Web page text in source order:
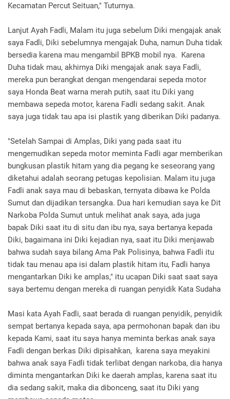
Kecamatan Percut Seituan," Tuturnya.
Lanjut Ayah Fadli, Malam itu juga sebelum Diki mengajak anak
saya Fadli, Diki sebelumnya mengajak Duha, namun Duha tidak
bersedia karena mau mengambil BPKB mobil nya. Karena
Duha tidak mau, akhirnya Diki mengajak anak saya Fadli,
mereka pun berangkat dengan mengendarai sepeda motor
saya Honda Beat warna merah putih, saat itu Diki yang
membawa sepeda motor, karena Fadli sedang sakit. Anak
saya juga tidak tau apa isi plastik yang diberikan Diki padanya.
"Setelah Sampai di Amplas, Diki yang pada saat itu
mengemudikan sepeda motor meminta Fadli agar memberikan
bungkusan plastik hitam yang dia pegang ke seseorang yang
diketahui adalah seorang petugas kepolisian. Malam itu juga
Fadli anak saya mau di bebaskan, ternyata dibawa ke Polda
Sumut dan dijadikan tersangka. Dua hari kemudian saya ke Dit
Narkoba Polda Sumut untuk melihat anak saya, ada juga
bapak Diki saat itu di situ dan ibu nya, saya bertanya kepada
Diki, bagaimana ini Diki kejadian nya, saat itu Diki menjawab
bahwa sudah saya bilang Ama Pak Polisinya, bahwa Fadli itu
tidak tau menau apa isi dalam plastik hitam itu, Fadli hanya
mengantarkan Diki ke amplas," itu ucapan Diki saat saat saya
saya bertemu dengan mereka di ruangan penyidik Kata Sudaha
Masi kata Ayah Fadli, saat berada di ruangan penyidik, penyidik
sempat bertanya kepada saya, apa permohonan bapak dan ibu
kepada Kami, saat itu saya hanya meminta berkas anak saya
Fadli dengan berkas Diki dipisahkan, karena saya meyakini
bahwa anak saya Fadli tidak terlibat dengan narkoba, dia hanya
diminta mengantarkan Diki ke daerah amplas, karena saat itu
dia sedang sakit, maka dia dibonceng, saat itu Diki yang